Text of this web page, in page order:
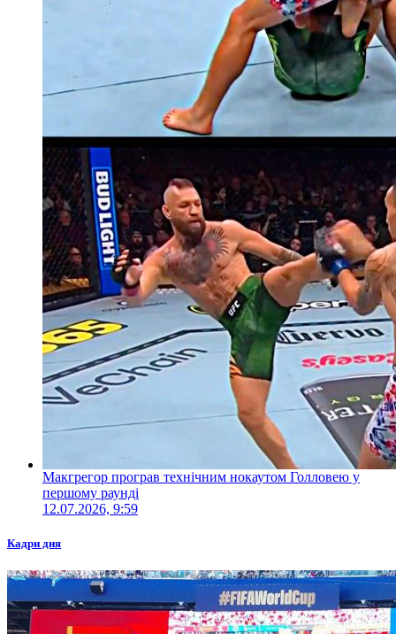
Макгрегор програв технічним нокаутом Голловею у
першому раунді
12.07.2026, 9:59
Кадри дня